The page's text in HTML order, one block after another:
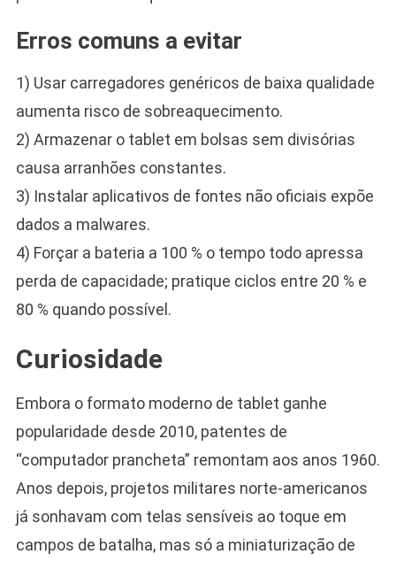
Erros comuns a evitar
1) Usar carregadores genéricos de baixa qualidade
aumenta risco de sobreaquecimento.
2) Armazenar o tablet em bolsas sem divisórias
causa arranhões constantes.
3) Instalar aplicativos de fontes não oficiais expõe
dados a malwares.
4) Forçar a bateria a 100 % o tempo todo apressa
perda de capacidade; pratique ciclos entre 20 % e
80 % quando possível.
Curiosidade
Embora o formato moderno de tablet ganhe
popularidade desde 2010, patentes de
“computador prancheta” remontam aos anos 1960.
Anos depois, projetos militares norte-americanos
já sonhavam com telas sensíveis ao toque em
campos de batalha, mas só a miniaturização de